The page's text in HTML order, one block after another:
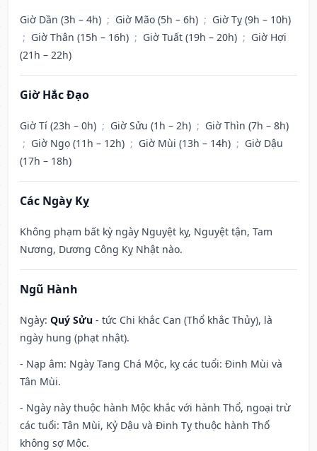
Giờ Dần (3h – 4h) ; Giờ Mão (5h – 6h) ; Giờ Tỵ (9h – 10h)
; Giờ Thân (15h – 16h) ; Giờ Tuất (19h – 20h) ; Giờ Hợi
(21h – 22h)
Giờ Hắc Đạo
Giờ Tí (23h – 0h) ; Giờ Sửu (1h – 2h) ; Giờ Thìn (7h – 8h)
; Giờ Ngọ (11h – 12h) ; Giờ Mùi (13h – 14h) ; Giờ Dậu
(17h – 18h)
Các Ngày Kỵ
Không phạm bất kỳ ngày Nguyệt kỵ, Nguyệt tận, Tam
Nương, Dương Công Kỵ Nhật nào.
Ngũ Hành
Ngày: Quý Sửu - tức Chi khắc Can (Thổ khắc Thủy), là
ngày hung (phạt nhật).
- Nạp âm: Ngày Tang Chá Mộc, kỵ các tuổi: Đinh Mùi và
Tân Mùi.
- Ngày này thuộc hành Mộc khắc với hành Thổ, ngoại trừ
các tuổi: Tân Mùi, Kỷ Dậu và Đinh Tỵ thuộc hành Thổ
không sợ Mộc.